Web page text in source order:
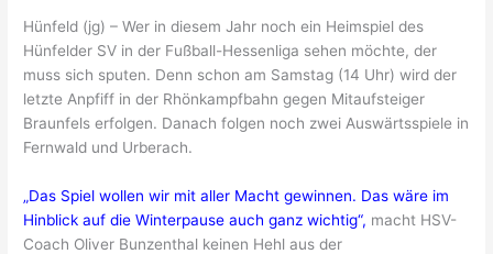
Hünfeld (jg) – Wer in diesem Jahr noch ein Heimspiel des
Hünfelder SV in der Fußball-Hessenliga sehen möchte, der
muss sich sputen. Denn schon am Samstag (14 Uhr) wird der
letzte Anpfiff in der Rhönkampfbahn gegen Mitaufsteiger
Braunfels erfolgen. Danach folgen noch zwei Auswärtsspiele in
Fernwald und Urberach.
„Das Spiel wollen wir mit aller Macht gewinnen. Das wäre im
Hinblick auf die Winterpause auch ganz wichtig“, macht HSV-
Coach Oliver Bunzenthal keinen Hehl aus der